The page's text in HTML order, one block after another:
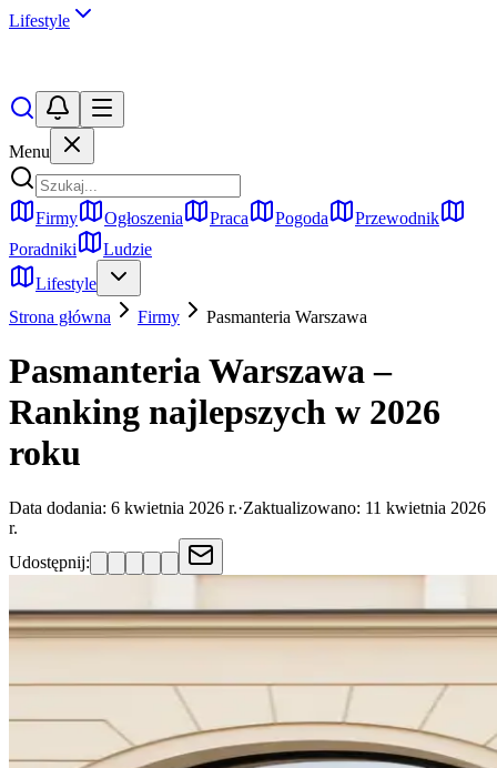
Lifestyle
Menu
Firmy Ogłoszenia Praca Pogoda
Przewodnik
Poradniki
Ludzie
Lifestyle
Strona główna
Firmy Pasmanteria Warszawa
Pasmanteria Warszawa –
Ranking najlepszych w 2026
roku
Data dodania: 6 kwietnia 2026 r.·Zaktualizowano: 11 kwietnia 2026
r.
Udostępnij: